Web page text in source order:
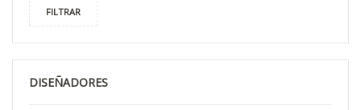
FILTRAR
DISEÑADORES